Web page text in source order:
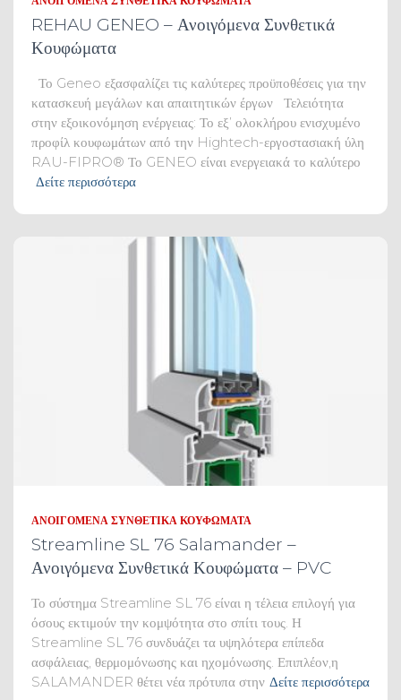
REHAU GENEO – Ανοιγόμενα Συνθετικά
Κουφώματα
Το Geneo εξασφαλίζει τις καλύτερες προϋποθέσεις για την
κατασκευή μεγάλων και απαιτητικών έργων Τελειότητα
στην εξοικονόμηση ενέργειας: Το εξ’ ολοκλήρου ενισχυμένο
προφίλ κουφωμάτων από την Hightech-εργοστασιακή ύλη
RAU-FIPRO® Το GENEO είναι ενεργειακά το καλύτερο
Δείτε περισσότερα
ΑΝΟΙΓΌΜΕΝΑ ΣΥΝΘΕΤΙΚΆ ΚΟΥΦΏΜΑΤΑ
Streamline SL 76 Salamander –
Ανοιγόμενα Συνθετικά Κουφώματα – PVC
Το σύστημα Streamline SL 76 είναι η τέλεια επιλογή για
όσους εκτιμούν την κομψότητα στο σπίτι τους. Η
Streamline SL 76 συνδυάζει τα υψηλότερα επίπεδα
ασφάλειας, θερμομόνωσης και ηχομόνωσης. Επιπλέον,η
SALAMANDER θέτει νέα πρότυπα στην Δείτε περισσότερα